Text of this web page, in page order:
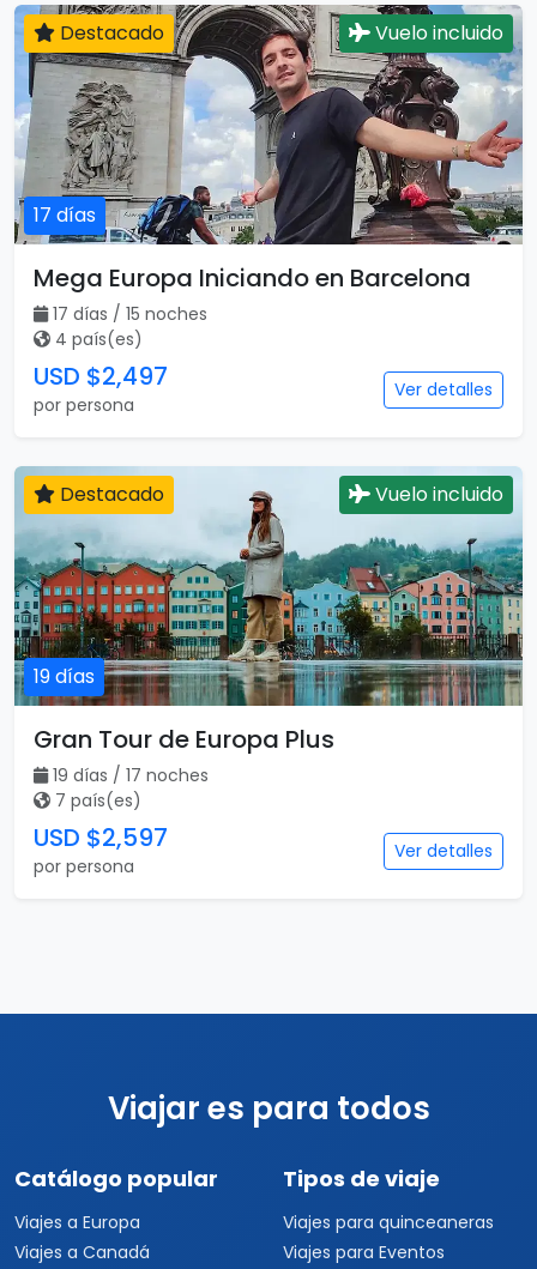
17 días
Destacado Vuelo incluido
Mega Europa Iniciando en Barcelona
17 días / 15 noches
4 país(es)
USD $2,497
por persona
Ver detalles
19 días
Destacado Vuelo incluido
Gran Tour de Europa Plus
19 días / 17 noches
7 país(es)
USD $2,597
por persona
Ver detalles
Viajar es para todos
Catálogo popular
Viajes a Europa
Viajes a Canadá
Tipos de viaje
Viajes para quinceaneras
Viajes para Eventos